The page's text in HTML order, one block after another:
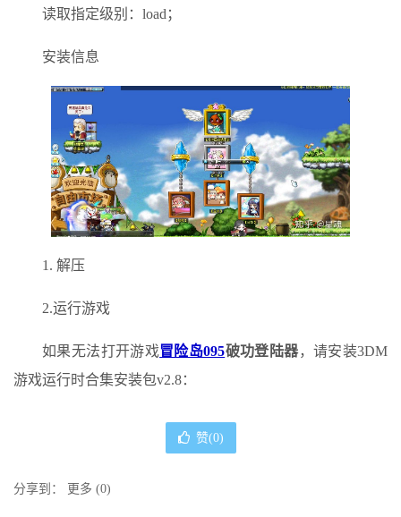
读取指定级别：load；
安装信息
1. 解压
2.运行游戏
如果无法打开游戏冒险岛095破功登陆器，请安装3DM
游戏运行时合集安装包v2.8：
赞(0)
分享到： 更多 (0)